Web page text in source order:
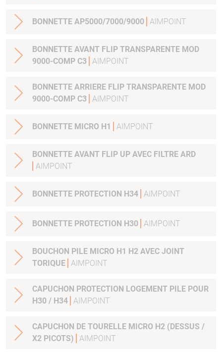
BONNETTE AP5000/7000/9000 AIMPOINT
BONNETTE AVANT FLIP TRANSPARENTE MOD
9000-COMP C3
AIMPOINT
BONNETTE ARRIERE FLIP TRANSPARENTE MOD
9000-COMP C3
AIMPOINT
BONNETTE MICRO H1 AIMPOINT
BONNETTE AVANT FLIP UP AVEC FILTRE ARD
AIMPOINT
BONNETTE PROTECTION H34 AIMPOINT
BONNETTE PROTECTION H30 AIMPOINT
BOUCHON PILE MICRO H1 H2 AVEC JOINT
TORIQUE AIMPOINT
CAPUCHON PROTECTION LOGEMENT PILE POUR
H30 / H34 AIMPOINT
CAPUCHON DE TOURELLE MICRO H2 (DESSUS /
X2 PICOTS)
AIMPOINT